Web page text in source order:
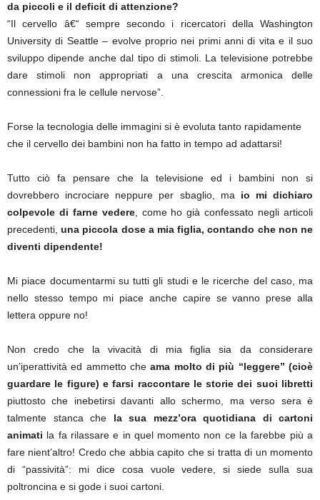
da piccoli e il deficit di attenzione?
“Il cervello â€“ sempre secondo i ricercatori della Washington
University di Seattle – evolve proprio nei primi anni di vita e il suo
sviluppo dipende anche dal tipo di stimoli. La televisione potrebbe
dare stimoli non appropriati a una crescita armonica delle
connessioni fra le cellule nervose”.
Forse la tecnologia delle immagini si è evoluta tanto rapidamente
che il cervello dei bambini non ha fatto in tempo ad adattarsi!
Tutto ciò fa pensare che la televisione ed i bambini non si
dovrebbero incrociare neppure per sbaglio, ma io mi dichiaro
colpevole di farne vedere, come ho già confessato negli articoli
precedenti,una piccola dose a mia figlia, contando che non ne
diventi dipendente!
Mi piace documentarmi su tutti gli studi e le ricerche del caso, ma
nello stesso tempo mi piace anche capire se vanno prese alla
lettera oppure no!
Non credo che la vivacità di mia figlia sia da considerare
un’iperattività ed ammetto cheama molto di più “leggere” (cioè
guardare le figure) e farsi raccontare le storie dei suoi libretti
piuttosto che inebetirsi davanti allo schermo, ma verso sera è
talmente stanca che la sua mezz’ora quotidiana di cartoni
animati la fa rilassare e in quel momento non ce la farebbe più a
fare nient’altro! Credo che abbia capito che si tratta di un momento
di “passività”: mi dice cosa vuole vedere, si siede sulla sua
poltroncina e si gode i suoi cartoni.